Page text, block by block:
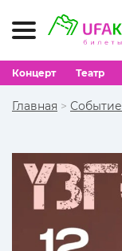
Концерт Театр
Главная > Событие